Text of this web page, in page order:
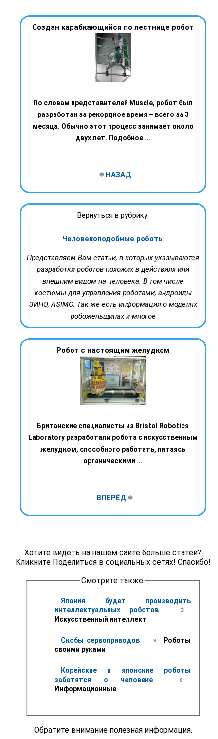
Создан карабкающийся по лестнице робот
По словам представителей Muscle, робот был
разработан за рекордное время – всего за 3
месяца. Обычно этот процесс занимает около
двух лет. Подобное ...
НАЗАД
Вернуться в рубрику:
Человекоподобные роботы
Представляем Вам статьи, в которых указываются
разработки роботов похожих в действиях или
внешним видом на человека. В том числе
костюмы для управления роботами, андроиды
ЗИНО, ASIMO. Так же есть информация о моделях
робоженьщинах и многое
Робот с настоящим желудком
Британские специалисты из Bristol Robotics
Laboratory разработали робота с искусственным
желудком, способного работать, питаясь
органическими ...
ВПЕРЁД
Хотите видеть на нашем сайте больше статей?
Кликните Поделиться в социальных сетях! Спасибо!
Смотрите также:
Япония будет производить
интеллектуальных роботов
»
Искусственный интеллект
Скобы сервоприводов »
Роботы
своими руками
Корейские и японские роботы
заботятся о человеке
»
Информационные
Обратите внимание полезная информация.